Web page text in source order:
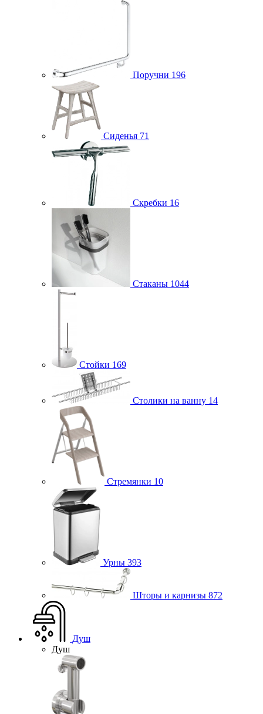
Поручни 196
Сиденья 71
Скребки 16
Стаканы 1044
Стойки 169
Столики на ванну 14
Стремянки 10
Урны 393
Шторы и карнизы 872
Душ
Душ